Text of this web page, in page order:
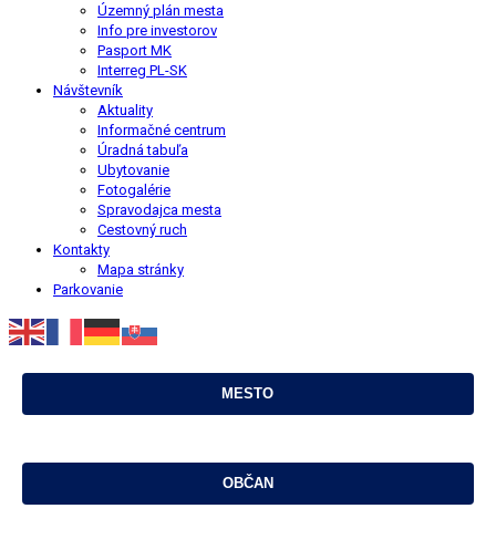
Územný plán mesta
Info pre investorov
Pasport MK
Interreg PL-SK
Návštevník
Aktuality
Informačné centrum
Úradná tabuľa
Ubytovanie
Fotogalérie
Spravodajca mesta
Cestovný ruch
Kontakty
Mapa stránky
Parkovanie